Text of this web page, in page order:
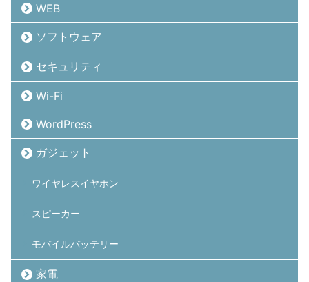
WEB
ソフトウェア
セキュリティ
Wi-Fi
WordPress
ガジェット
ワイヤレスイヤホン
スピーカー
モバイルバッテリー
家電